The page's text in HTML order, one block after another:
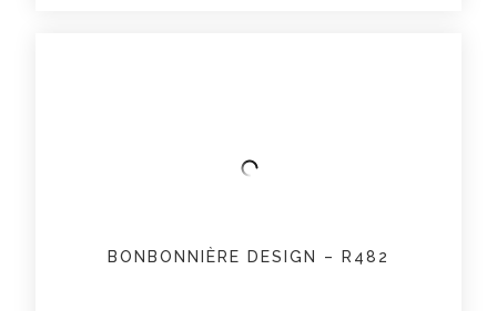
BONBONNIÈRE DESIGN – R482